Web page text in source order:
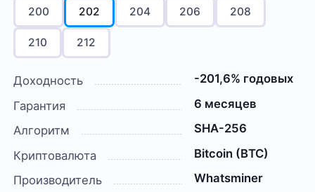
200 202 204 206 208
210 212
Доходность
-201,6% годовых
Гарантия
6 месяцев
Алгоритм
SHA-256
Криптовалюта
Bitcoin (BTC)
Производитель
Whatsminer